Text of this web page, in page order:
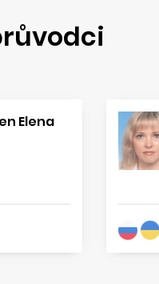
Elena